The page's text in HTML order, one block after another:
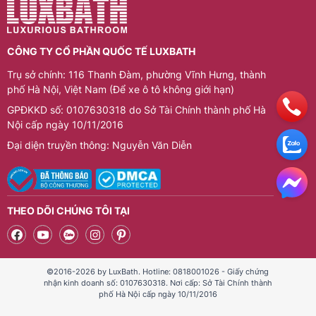
mức nhiệt và chế độ nấu phù hợp với từng món ăn.
Danh mục bếp hồng ngoại cung cấp nhiều mẫu mã
như bếp hồng ngoại đơn, bếp đôi hoặc bếp âm bàn,
đến nhà hàng và quán ăn.
CÔNG TY CỔ PHẦN QUỐC TẾ LUXBATH
Trụ sở chính: 116 Thanh Đàm, phường Vĩnh Hưng, thành
phố Hà Nội, Việt Nam (Để xe ô tô không giới hạn)
GPĐKKD số: 0107630318 do Sở Tài Chính thành phố Hà
Nội cấp ngày 10/11/2016
Đại diện truyền thông: Nguyễn Văn Diễn
THEO DÕI CHÚNG TÔI TẠI
©2016-2026 by LuxBath. Hotline: 0818001026 - Giấy chứng
nhận kinh doanh số: 0107630318. Nơi cấp: Sở Tài Chính thành
phố Hà Nội cấp ngày 10/11/2016